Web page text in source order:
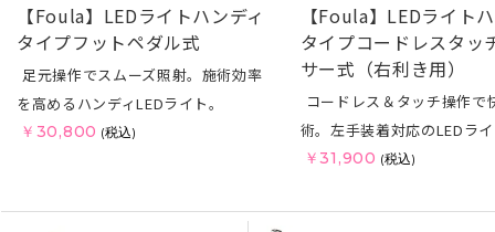
【Foula】LEDライトハンディ
タイプフットペダル式
足元操作でスムーズ照射。施術効率
を高めるハンディLEDライト。
￥30,800 (税込)
【Foula】LEDライト
タイプコードレスタッ
サー式（右利き用）
コードレス＆タッチ操作で
術。左手装着対応のLEDラ
￥31,900 (税込)